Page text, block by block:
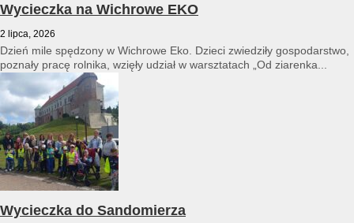
Wycieczka na Wichrowe EKO
2 lipca, 2026
Dzień mile spędzony w Wichrowe Eko. Dzieci zwiedziły gospodarstwo,
poznały pracę rolnika, wzięły udział w warsztatach „Od ziarenka...
Wycieczka do Sandomierza